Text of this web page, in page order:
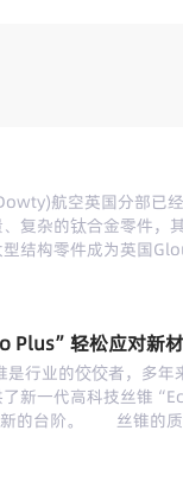
航空英国分部已经
复杂的钛合金零件，
构零件成为英国
表了下一代的钛合金
道。“飞机的空机重
是当今燃油占了航班
了精心选择的多家优
”钛合金经验的山高刀
在每个支柱横梁上
Plus”轻松应对新
业的佼佼者，多年
新一代高科技丝锥
新的台阶。 丝锥的质
因此，瓦尔特专注于